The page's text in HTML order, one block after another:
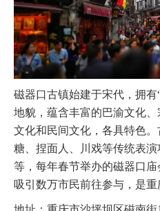
磁器口古镇始建于宋代，拥
地貌，蕴含丰富的巴渝文化
文化和民间文化，各具特色
糖、捏面人、川戏等传统表
等，每年春节举办的磁器口庙
吸引数万市民前往参与，是重